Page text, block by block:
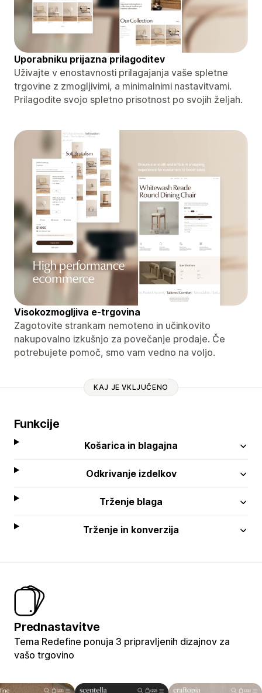
Uporabniku prijazna prilagoditev
Uživajte v enostavnosti prilagajanja vaše spletne
trgovine z zmogljivimi, a minimalnimi nastavitvami.
Prilagodite svojo spletno prisotnost po svojih željah.
Visokozmogljiva e-trgovina
Zagotovite strankam nemoteno in učinkovito
nakupovalno izkušnjo za povečanje prodaje. Če
potrebujete pomoč, smo vam vedno na voljo.
KAJ JE VKLJUČENO
Funkcije
Košarica in blagajna
Odkrivanje izdelkov
Trženje blaga
Trženje in konverzija
Prednastavitve
Tema Redefine ponuja 3 pripravljenih dizajnov za
vašo trgovino